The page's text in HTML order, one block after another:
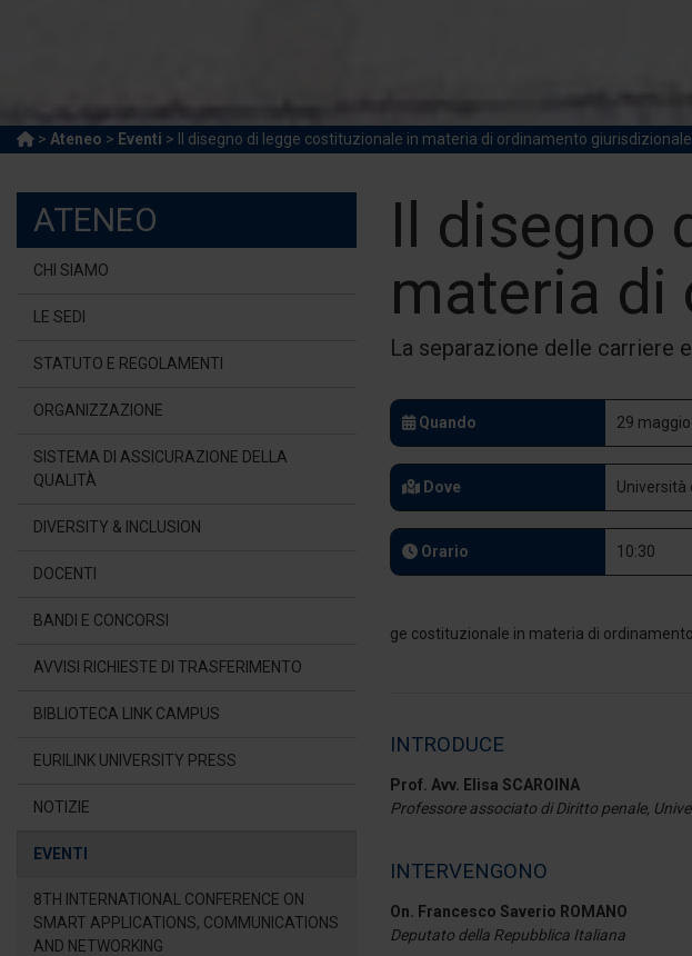
> Ateneo > Eventi > Il disegno di legge costituzionale in materia di ordinamento giurisdizionale.
ATENEO
CHI SIAMO
LE SEDI
STATUTO E REGOLAMENTI
ORGANIZZAZIONE
SISTEMA DI ASSICURAZIONE DELLA
QUALITÀ
DIVERSITY & INCLUSION
DOCENTI
BANDI E CONCORSI
AVVISI RICHIESTE DI TRASFERIMENTO
BIBLIOTECA LINK CAMPUS
EURILINK UNIVERSITY PRESS
NOTIZIE
EVENTI
8TH INTERNATIONAL CONFERENCE ON
SMART APPLICATIONS, COMMUNICATIONS
AND NETWORKING
Il disegno
materia di
La separazione delle carriere
Quando 29
Dove Università
Orario 10:30
INTRODUCE
Prof. Avv. Elisa SCAROINA
Professore associato di Diritto penale,
INTERVENGONO
On. Francesco Saverio ROMANO
Deputato della Repubblica Italiana